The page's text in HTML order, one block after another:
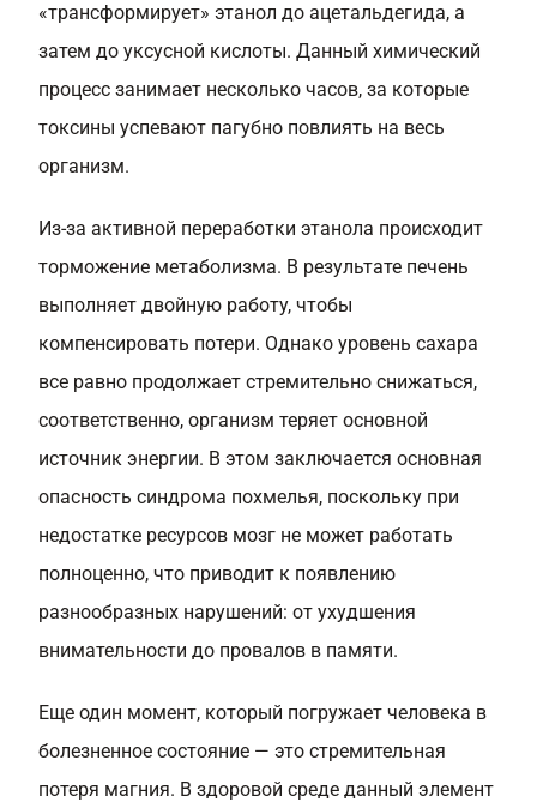
«трансформирует» этанол до ацетальдегида, а
затем до уксусной кислоты. Данный химический
процесс занимает несколько часов, за которые
токсины успевают пагубно повлиять на весь
организм.
Из-за активной переработки этанола происходит
торможение метаболизма. В результате печень
выполняет двойную работу, чтобы
компенсировать потери. Однако уровень сахара
все равно продолжает стремительно снижаться,
соответственно, организм теряет основной
источник энергии. В этом заключается основная
опасность синдрома похмелья, поскольку при
недостатке ресурсов мозг не может работать
полноценно, что приводит к появлению
разнообразных нарушений: от ухудшения
внимательности до провалов в памяти.
Еще один момент, который погружает человека в
болезненное состояние — это стремительная
потеря магния. В здоровой среде данный элемент